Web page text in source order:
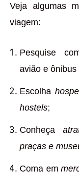
Veja algumas
viagem:
Pesquise
avião e ônibus
Escolha
hostels;
Conheça
praças e
Coma em